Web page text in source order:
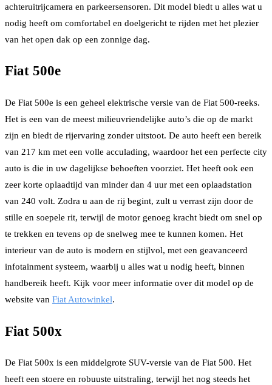
achteruitrijcamera en parkeersensoren. Dit model biedt u alles wat u
nodig heeft om comfortabel en doelgericht te rijden met het plezier
van het open dak op een zonnige dag.
Fiat 500e
De Fiat 500e is een geheel elektrische versie van de Fiat 500-reeks.
Het is een van de meest milieuvriendelijke auto’s die op de markt
zijn en biedt de rijervaring zonder uitstoot. De auto heeft een bereik
van 217 km met een volle acculading, waardoor het een perfecte city
auto is die in uw dagelijkse behoeften voorziet. Het heeft ook een
zeer korte oplaadtijd van minder dan 4 uur met een oplaadstation
van 240 volt. Zodra u aan de rij begint, zult u verrast zijn door de
stille en soepele rit, terwijl de motor genoeg kracht biedt om snel op
te trekken en tevens op de snelweg mee te kunnen komen. Het
interieur van de auto is modern en stijlvol, met een geavanceerd
infotainment systeem, waarbij u alles wat u nodig heeft, binnen
handbereik heeft. Kijk voor meer informatie over dit model op de
website van Fiat Autowinkel.
Fiat 500x
De Fiat 500x is een middelgrote SUV-versie van de Fiat 500. Het
heeft een stoere en robuuste uitstraling, terwijl het nog steeds het